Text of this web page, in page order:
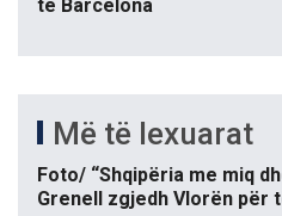
te Barcelona
Më të lexuarat
Foto/ “Shqipëria me miq
Grenell zgjedh Vlorën për